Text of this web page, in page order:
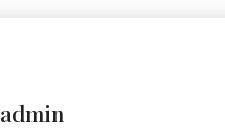
admin